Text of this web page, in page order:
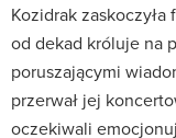
Kozidrak
od dekad króluje na
poruszającymi
przerwał jej
oczekiwali